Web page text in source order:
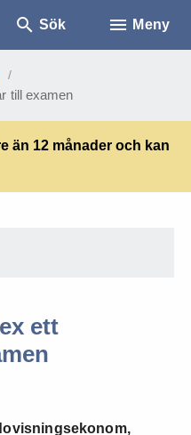
Sök Meny
/
till examen
än 12 månader och kan
ett